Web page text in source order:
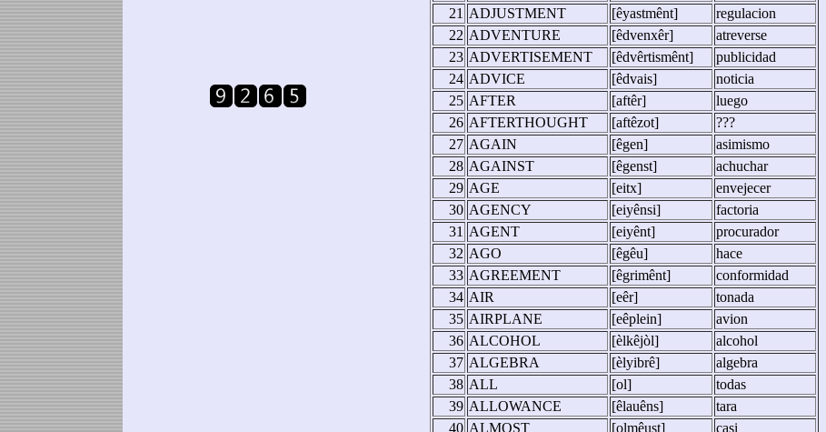
21 ADJUSTMENT [êyastmênt]
regulacion
22 ADVENTURE [êdvenxêr]
atreverse
23 ADVERTISEMENT [êdvêrtismênt]
publicidad
24 ADVICE [êdvais]
noticia
25 AFTER [aftêr]
luego
26 AFTERTHOUGHT [aftêzot]
???
27 AGAIN [êgen]
asimismo
28 AGAINST [êgenst]
achuchar
29 AGE [eitx]
envejecer
30 AGENCY [eiyênsi]
factoria
31 AGENT [eiyênt]
procurador
32 AGO [êgêu]
hace
33 AGREEMENT [êgrimênt]
conformidad
34 AIR [eêr]
tonada
35 AIRPLANE [eêplein]
avion
36 ALCOHOL [èlkêjòl]
alcohol
37 ALGEBRA [èlyibrê]
algebra
38 ALL [ol]
todas
39 ALLOWANCE [êlauêns]
tara
40 ALMOST [olmêust]
casi